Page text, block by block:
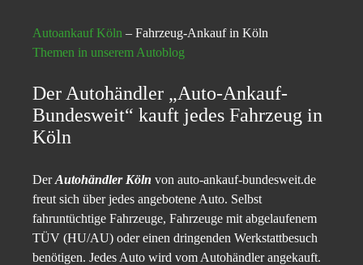
Autoankauf Köln – Fahrzeug-Ankauf in Köln
Themen in unserem Autoblog
Der Autohändler „Auto-Ankauf-
Bundesweit“ kauft jedes Fahrzeug in
Köln
DerAutohändler Köln von auto-ankauf-bundesweit.de
freut sich über jedes angebotene Auto. Selbst
fahruntüchtige Fahrzeuge, Fahrzeuge mit abgelaufenem
TÜV (HU/AU) oder einen dringenden Werkstattbesuch
benötigen. Jedes Auto wird vom Autohändler angekauft.